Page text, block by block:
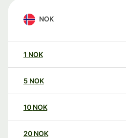
NOK
1 NOK
5 NOK
10 NOK
20 NOK